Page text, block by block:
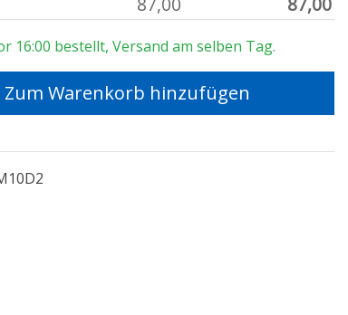
16:00 bestellt, Versand am selben Tag.
Zum Warenkorb hinzufügen